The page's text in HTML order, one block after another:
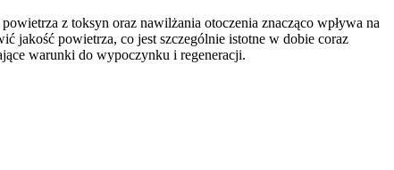
z toksyn oraz nawilżania otoczenia znacząco wpływa na
jakość powietrza, co jest szczególnie istotne w dobie coraz
warunki do wypoczynku i regeneracji.